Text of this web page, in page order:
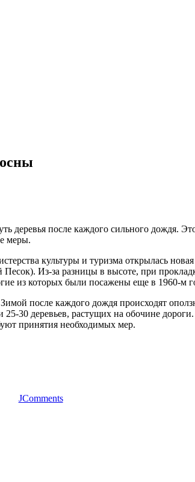
деревья после каждого сильного дождя.
меры.
культуры и туризма открылась
Из-за разницы в высоте, при
из которых были посажены еще в 1960-м
Зимой после каждого дождя происходят
30 деревьев, растущих на обочине
принятия необходимых мер.
JComments